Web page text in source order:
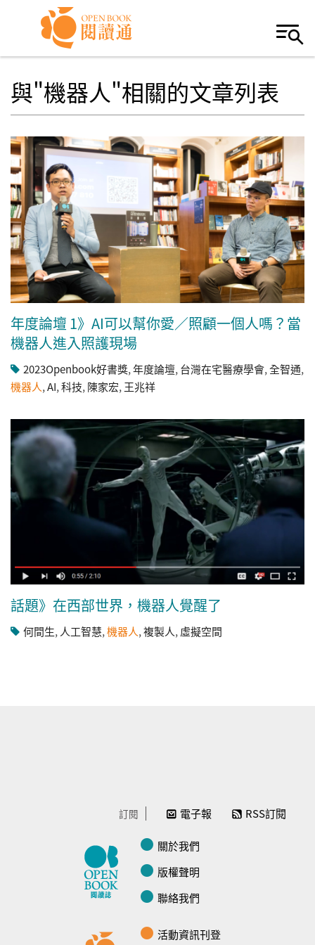
Skip to navigation
移至主內容
與"機器人"相關的文章列表
年度論壇 1》AI可以幫你愛／照顧一個人嗎？當
機器人進入照護現場
2023Openbook好書獎,年度論壇, 台灣在宅醫療學會,全智通,
機器人,AI,科技, 陳家宏, 王兆祥
話題》在西部世界，機器人覺醒了
何間生,人工智慧,機器人,複製人,虛擬空間
訂閱 電子報 RSS訂閱
關於我們
版權聲明
聯絡我們
活動資訊刊登